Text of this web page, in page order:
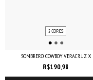
2 CORES
SOMBRERO COWBOY VERACRUZ X
R$190,98